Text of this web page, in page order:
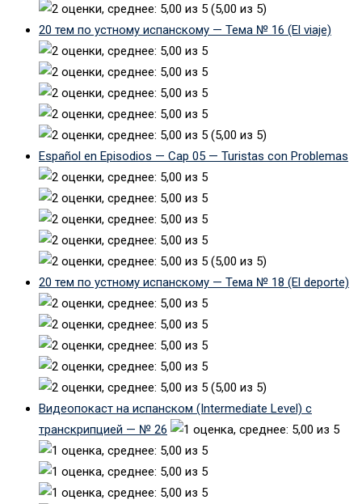
(5,00 из 5)
20 тем по устному испанскому — Тема № 16 (El viaje)
(5,00 из 5)
Español en Episodios — Cap 05 — Turistas con Problemas
(5,00 из 5)
20 тем по устному испанскому — Тема № 18 (El deporte)
(5,00 из 5)
Видеопокаст на испанском (Intermediate Level) с
транскрипцией — № 26